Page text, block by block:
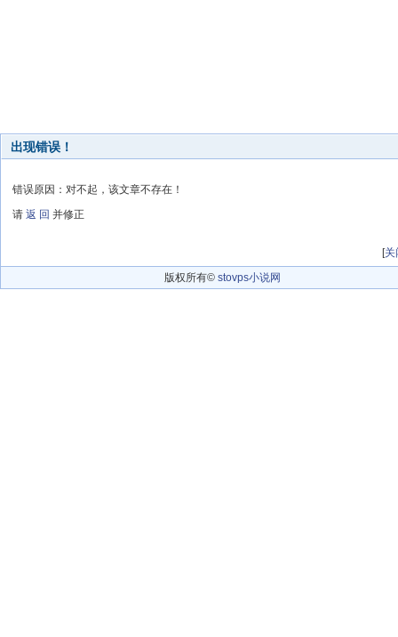
出现错误！
错误原因：对不起，该文章不存在！
请 返 回 并修正
[关
版权所有© stovps小说网